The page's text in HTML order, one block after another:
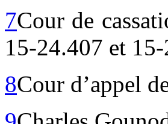
7Cour de
15-24.407 et
8Cour d’appel